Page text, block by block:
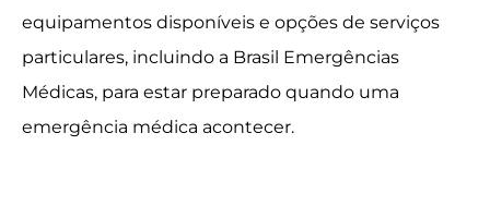
equipamentos disponíveis e opções de serviços
particulares, incluindo a Brasil Emergências
Médicas, para estar preparado quando uma
emergência médica acontecer.